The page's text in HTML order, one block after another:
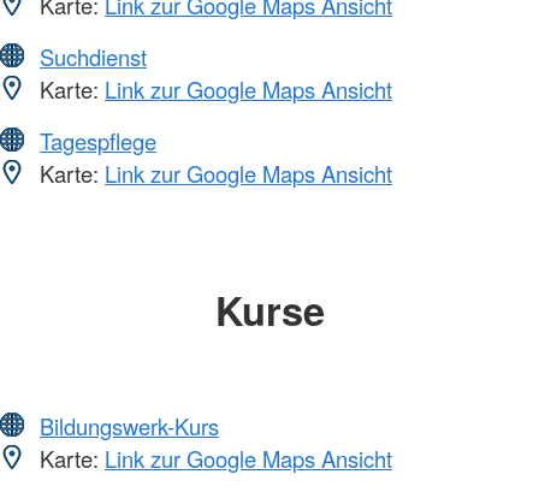
Suchdienst
Karte: Link zur Google Maps Ansicht
Tagespflege
Karte: Link zur Google Maps Ansicht
Kurse
Bildungswerk-Kurs
Karte: Link zur Google Maps Ansicht